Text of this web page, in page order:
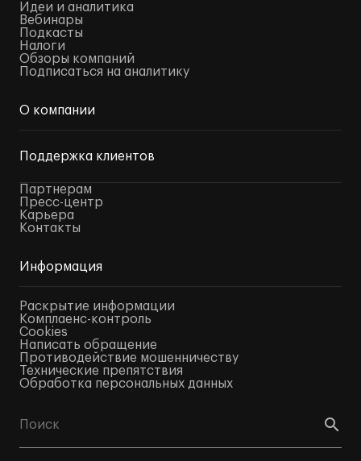
Идеи и аналитика
Вебинары
Подкасты
Налоги
Обзоры компаний
Подписаться на аналитику
О компании
Поддержка клиентов
Партнерам
Пресс-центр
Карьера
Контакты
Информация
Раскрытие информации
Комплаенс-контроль
Cookies
Написать обращение
Противодействие мошенничеству
Технические препятствия
Обработка персональных данных